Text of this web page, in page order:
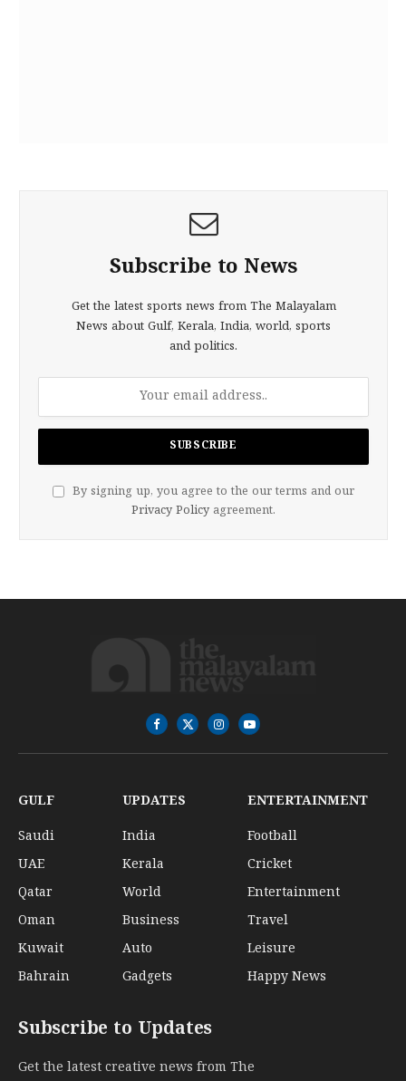
Subscribe to News
Get the latest sports news from The Malayalam
News about Gulf, Kerala, India, world, sports
and politics.
By signing up, you agree to the our terms and our
Privacy Policy agreement.
Facebook
X
(Twitter)
InstagramYouTube
GULF
Saudi
UAE
Qatar
Oman
Kuwait
Bahrain
UPDATES
India
Kerala
World
Business
Auto
Gadgets
ENTERTAINMENT
Football
Cricket
Entertainment
Travel
Leisure
Happy News
Subscribe to Updates
Get the latest creative news from The